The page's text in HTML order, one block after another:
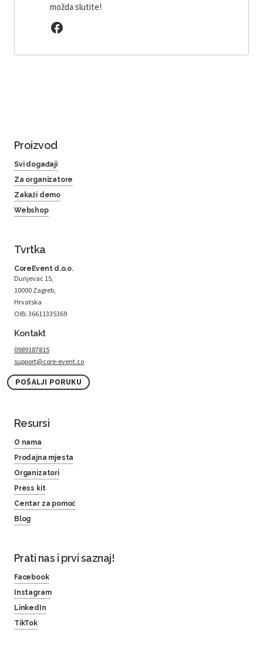
možda slutite!
Proizvod
Svi događaji
Za organizatore
Zakaži demo
Webshop
Tvrtka
CoreEvent d.o.o.
Dunjevac 15,
10000 Zagreb,
Hrvatska
OIB: 36611335369
Kontakt
0989187815
support@core-event.co
POŠALJI PORUKU
Resursi
O nama
Prodajna mjesta
Organizatori
Press kit
Centar za pomoć
Blog
Prati nas i prvi saznaj!
Facebook
Instagram
LinkedIn
TikTok